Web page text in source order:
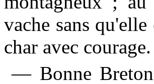
vache sans
char avec courage.
— Bonne